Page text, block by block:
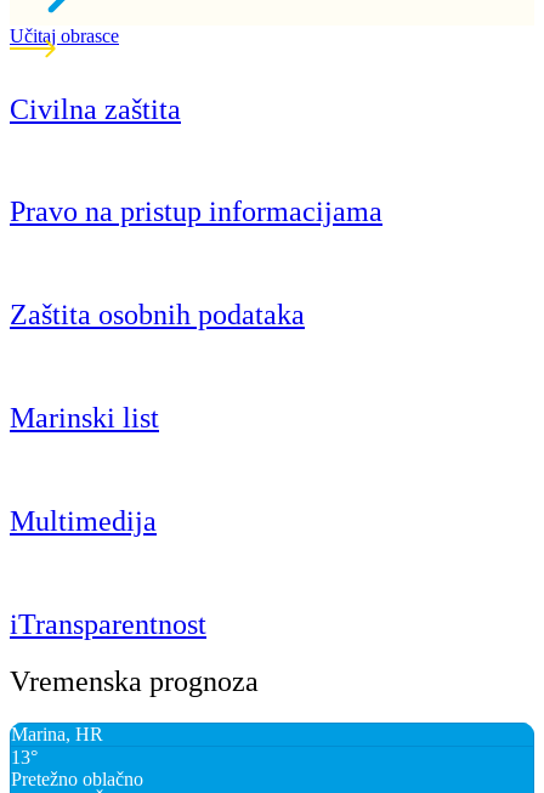
Učitaj obrasce
Civilna zaštita
Pravo na pristup informacijama
Zaštita osobnih podataka
Marinski list
Multimedija
iTransparentnost
Vremenska prognoza
Marina, HR
13°
Pretežno oblačno